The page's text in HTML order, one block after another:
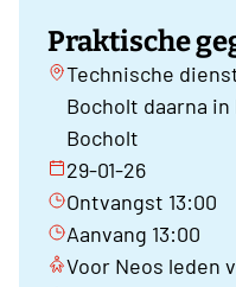
Praktische
Technische
Bocholt daarna
Bocholt
29-01-26
Ontvangst 13:00
Aanvang 13:00
Voor Neos leden